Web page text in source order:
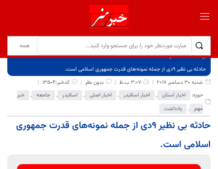
برگ نخست
نوشته‌ها
حادثه بی نظیر ۹دی از جمله نمونه‌های قدرت جمهوری اسلامی است.
شنبه 30 دسامبر 2017
3:07 ب.ظ بدون نظر
کدخبر:13504
حوزه:
اخبار استان , اخبار اسلایدر , اخبار اصلی , اسلایدر , جامعه ,
خبر
مهم , یادداشت
حادثه بی نظیر ۹دی از جمله نمونه‌های قدرت جمهوری
اسلامی است.